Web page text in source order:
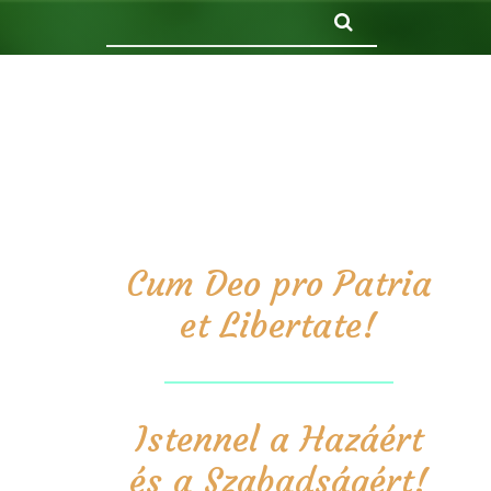
Cum Deo pro Patria
et Libertate!
Istennel a Hazáért
és a Szabadságért!